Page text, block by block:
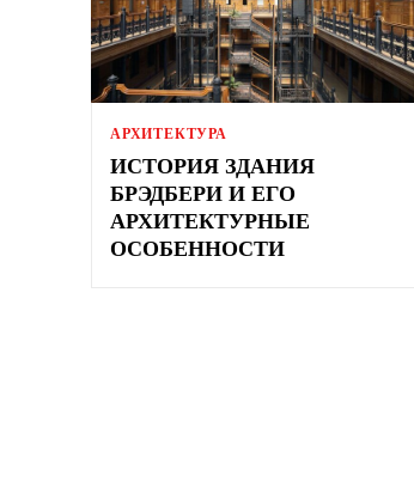
АРХИТЕКТУРА
ИСТОРИЯ ЗДАНИЯ
БРЭДБЕРИ И ЕГО
АРХИТЕКТУРНЫЕ
ОСОБЕННОСТИ